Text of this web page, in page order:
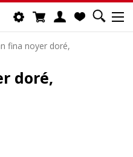
fina noyer doré,
doré,